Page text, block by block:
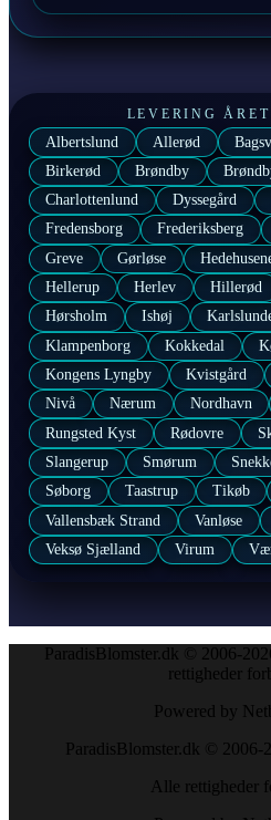
LEVERING
Albertslund Allerød
Birkerød
Brøndby
Charlottenlund
Dyssegård
Fredensborg
Frederiksberg
Greve
Gørløse
Hellerup
Herlev Hillerød
Hørsholm
Ishøj
Klampenborg
Kokkedal
Kongens Lyngby
Kvistgård
Nivå
Nærum Nordhavn
Rungsted Kyst
Rødovre
Slangerup
Smørum
Søborg
Taastrup Tikøb
Vallensbæk Strand
Vanløse
Veksø Sjælland
Virum
ParadisBlomster.dk © 2006-
rettigheder
Powered by
ParadisBlomster.dk ©
Alle rettigheder